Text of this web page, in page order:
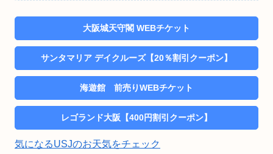
大阪城天守閣 WEBチケット
サンタマリア デイクルーズ【20％割引クーポン】
海遊館 前売りWEBチケット
レゴランド大阪【400円割引クーポン】
気になるUSJのお天気をチェック